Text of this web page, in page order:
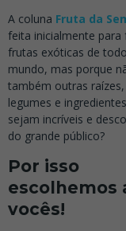
A coluna Fruta da
feita inicialmente para
frutas exóticas de
mundo, mas porque
também outras
legumes e
sejam incríveis e
do grande público?
Por isso
escolhemos
vocês!